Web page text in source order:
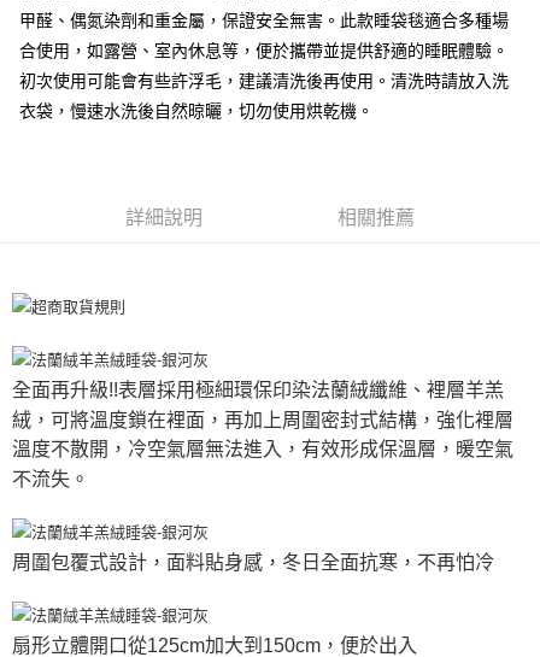
離島7-11取貨付款
每筆NT$60
付款後7-11取貨
每筆NT$100，滿NT$1,500(含以上)免運費
免運費
甲醛、偶氮染劑和重金屬，保證安全無害。此款睡袋毯適合多種場
合使用，如露營、室內休息等，便於攜帶並提供舒適的睡眠體驗。
初次使用可能會有些許浮毛，建議清洗後再使用。清洗時請放入洗
衣袋，慢速水洗後自然晾曬，切勿使用烘乾機。
詳細說明 相關推薦
全面再升級!!表層採用極細環保印染法蘭絨纖維、裡層羊羔
絨，可將溫度鎖在裡面，再加上周圍密封式結構，強化裡層
溫度不散開，冷空氣層無法進入，有效形成保溫層，暖空氣
不流失。
周圍包覆式設計，面料貼身感，冬日全面抗寒，不再怕冷
扇形立體開口從125cm加大到150cm，便於出入